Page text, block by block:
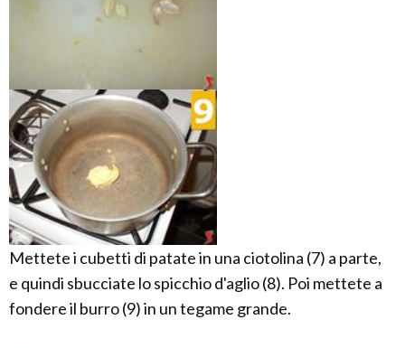
Mettete i cubetti di patate in una ciotolina (7) a parte,
e quindi sbucciate lo spicchio d'aglio (8). Poi mettete a
fondere il burro (9) in un tegame grande.